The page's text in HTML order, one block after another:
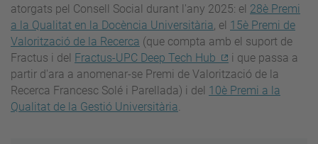
atorgats pel Consell Social durant l'any 2025: el 28è Premi
a la Qualitat en la Docència Universitària , el 15è Premi de
Valorització de la Recerca (que compta amb el suport de
Fractus i del Fractus-UPC Deep Tech Hub
i que passa a
partir d'ara a anomenar-se Premi de Valorització de la
Recerca Francesc Solé i Parellada) i del 10è Premi a la
Qualitat de la Gestió Universitària